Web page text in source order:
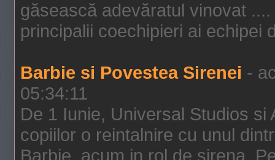
găsească adevăratul vinovat
principalii coechipieri ai echipei
Barbie si Povestea Sirenei -
05:34:11
De 1 Iunie, Universal Studios si
copiilor o reintalnire cu unul
Barbie, acum in rol de sirena.